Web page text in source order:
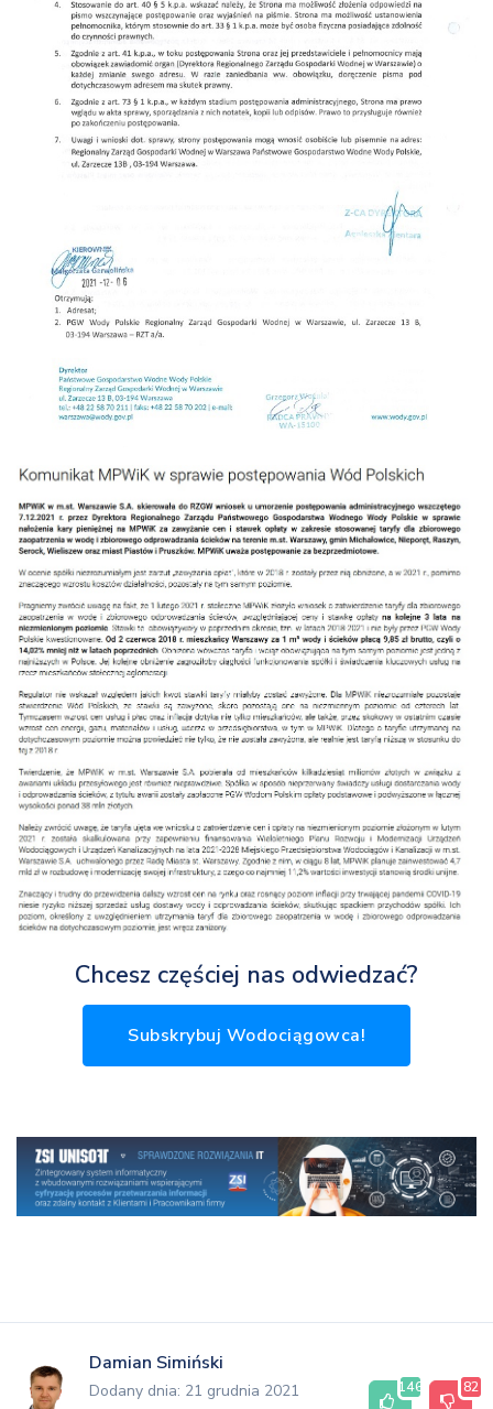
Chcesz częściej nas odwiedzać?
Subskrybuj Wodociągowca!
Damian Simiński
Dodany dnia: 21 grudnia 2021 146 82